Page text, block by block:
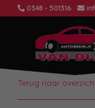
0348 - 501316
Terug naar